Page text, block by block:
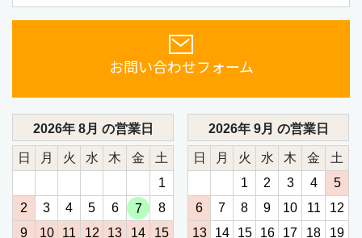
お問い合わせフォーム